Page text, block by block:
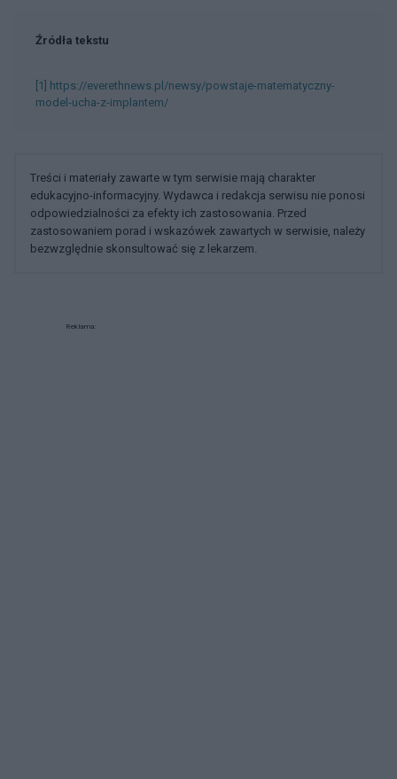
Źródła tekstu
[1] https://everethnews.pl/newsy/powstaje-matematyczny-
model-ucha-z-implantem/
Treści i materiały zawarte w tym serwisie mają charakter
edukacyjno-informacyjny. Wydawca i redakcja serwisu nie ponosi
odpowiedzialności za efekty ich zastosowania. Przed
zastosowaniem porad i wskazówek zawartych w serwisie, należy
bezwzględnie skonsultować się z lekarzem.
Reklama: